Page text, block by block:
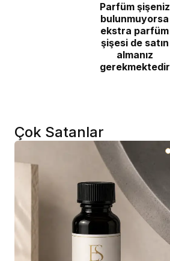
Parfüm şişeniz
bulunmuyorsa
ekstra parfüm
şişesi de satın
almanız
gerekmektedir
Çok Satanlar